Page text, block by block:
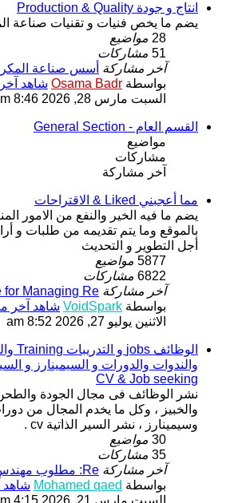
انتاج و جودة Production & Quality
يضم ما يخص فنيات و تقنيات صناعة
28 مواضيع
51 مشاركات
آخر مشاركة أسس صناعة
بواسطة Osama Badr شاهد
السبت مارس 28, 2026 8:46 pm
القسم العام - General Section
مواضيع
مشاركات
آخر مشاركة
مما أعجبني Liked & الاقتراحات
يضم ما فيه الخير والنفع من الامور
بالموقع وما يتم تقديمه من طلبات و
أجل التطوير و التحديث
5877 مواضيع
6822 مشاركات
آخر مشاركة Managing Re…
بواسطة VoidSpark شاهد آخر
الاثنين يوليو 27, 2026 8:52 am
CV & Job seeking
نشر الوظائف فى مجال الجودة
والخبيز ، وكل ما يخدم المجال من
وسيمينارز ، نشر السير الذاتية cv .
30 مواضيع
35 مشاركات
آخر مشاركة Re: مطلوب مهندس كنترول تخصص م…
بواسطة Mohamed qaed شاهد
السبت مارس 21, 2026 4:15 pm